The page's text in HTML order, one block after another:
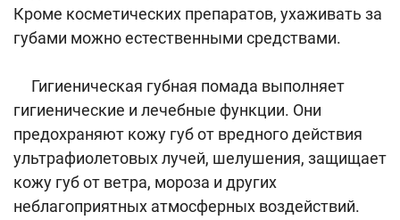
Кроме косметических препаратов, ухаживать за
губами можно естественными средствами.
Гигиеническая губная помада выполняет
гигиенические и лечебные функции. Они
предохраняют кожу губ от вредного действия
ультрафиолетовых лучей, шелушения, защищает
кожу губ от ветра, мороза и других
неблагоприятных атмосферных воздействий.